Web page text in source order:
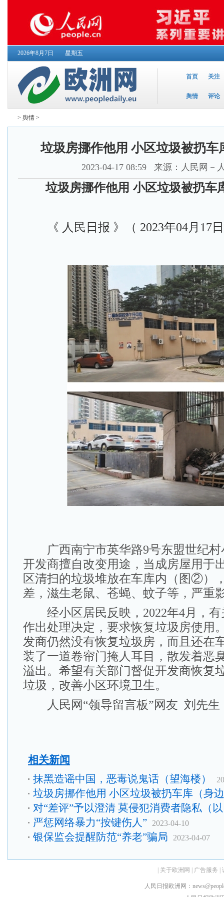
2026年8月7日 星期五
首页 关注
舆情 评论
> 舆情 >
垃圾房挪作他用 小区垃圾被扔车
2023-04-17 08:59 来源：人民网－
垃圾房挪作他用 小区垃圾被扔车
《 人民日报 》（ 2023年04月17
广西南宁市英华路9号东盟世纪村
开发商擅自改变用途，当成房屋用于
区清扫的垃圾堆放在车库内（图②）
差，滋生老鼠、苍蝇、蚊子等，严重
经小区居民反映，2022年4月，有
作出处理决定，要求恢复垃圾房使用
发商仍然没有恢复垃圾房，而且还在
装了一道卷帘门掩人耳目，散发着恶
溢出。希望有关部门督促开发商恢复
垃圾，改善小区环境卫生。
人民网“领导留言板”网友 刘先生
相关新闻
抹黑造谣中国，恶毒说鬼话（望海楼）
垃圾房挪作他用 小区垃圾被扔车库（身
对“差评”予以澄清 莫侵犯消费者隐私（以
严惩网络暴力“按键伤人” 2023-04-10
银保监会提醒防范“养老”骗局 2023-04-07
关于欧洲网 广告服务
人民日报欧洲网：